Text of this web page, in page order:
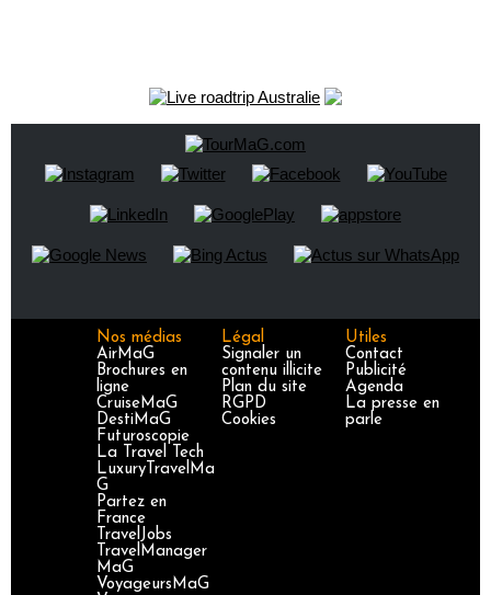
Nos médias
AirMaG
Brochures en
ligne
CruiseMaG
DestiMaG
Futuroscopie
La Travel Tech
LuxuryTravelMa
G
Partez en
France
TravelJobs
TravelManager
MaG
VoyageursMaG
Légal
Signaler un
contenu illicite
Plan du site
RGPD
Cookies
Utiles
Contact
Publicité
Agenda
La presse en
parle